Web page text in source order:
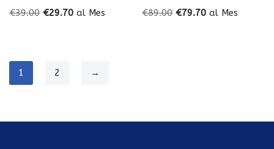
€39.00 €29.70 al Mes €89.00 €79.70 al Mes
1 2 →